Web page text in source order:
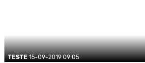
TESTE 15-09-2019 09:05